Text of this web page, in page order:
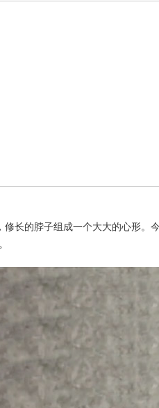
长的脖子组成一个大大的心形。